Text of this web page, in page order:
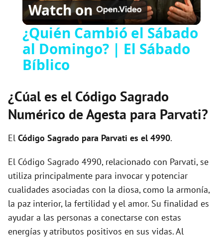
V
i
d
e
o
Watch on
¿Quién Cambió el Sábado
al Domingo? | El Sábado
Bíblico
¿Cúal es el Código Sagrado
Numérico de Agesta para Parvati?
El Código Sagrado para Parvati es el 4990.
El Código Sagrado 4990, relacionado con Parvati, se
utiliza principalmente para invocar y potenciar
cualidades asociadas con la diosa, como la armonía,
la paz interior, la fertilidad y el amor. Su finalidad es
ayudar a las personas a conectarse con estas
energías y atributos positivos en sus vidas. Al